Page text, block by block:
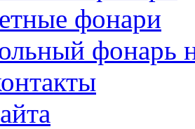
фонари
фонарь